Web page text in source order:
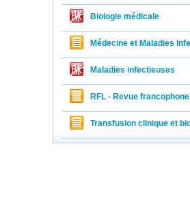
Biologie médicale
Médecine et Maladies
Maladies infectieuses
RFL - Revue
Transfusion clinique et